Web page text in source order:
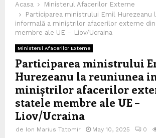
Acasa
Ministerul Afacerilor Externe
Participarea ministrului Emil Hurezeanu
informală a miniștrilor afacerilor externe
membre ale UE – Liov/Ucraina
Ministerul Afacerilor Externe
Participarea ministrului
Hurezeanu la reuniunea
miniștrilor afacerilor
statele membre ale UE –
Liov/Ucraina
de Ion Marius Tatomir May 10, 2025 0